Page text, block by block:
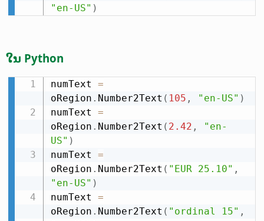
"en-US" )
ໃນ Python
numText =
oRegion . Number2Text ( 105 , "en-US" )
numText =
oRegion . Number2Text ( 2.42 ,
"en-
US" )
numText =
oRegion . Number2Text ( "EUR 25.10" ,
"en-US" )
numText =
oRegion . Number2Text ( "ordinal 15" ,